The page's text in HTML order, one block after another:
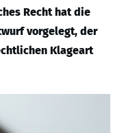
Recht hat die
vorgelegt, der
Klageart